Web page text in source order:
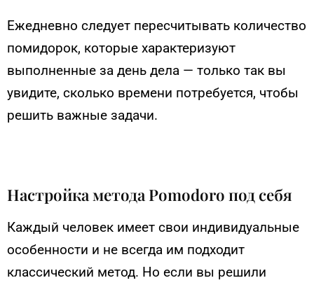
Ежедневно следует пересчитывать количество
помидорок, которые характеризуют
выполненные за день дела — только так вы
увидите, сколько времени потребуется, чтобы
решить важные задачи.
Настройка метода Pomodoro под себя
Каждый человек имеет свои индивидуальные
особенности и не всегда им подходит
классический метод. Но если вы решили